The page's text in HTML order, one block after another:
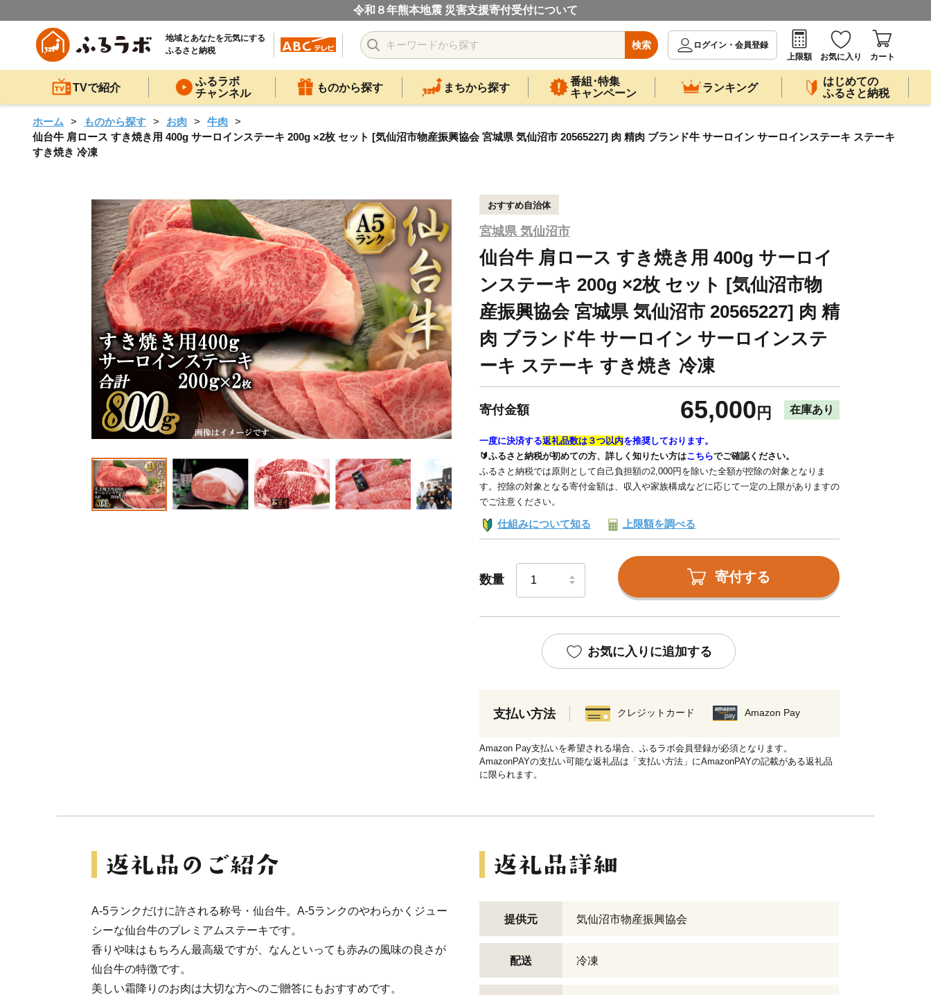
令和８年熊本地震 災害支援寄付受付について
地域とあなたを元気にする
ふるさと納税
検索
ログイン・会員登録
上限額
お気に入り カート
TVで紹介
ふるラボ
チャンネル
ものから探す まちから探す
番組･特集
キャンペーン
ランキング
はじめての
ふるさと納税
ホーム ものから探す お肉
牛肉
仙台牛 肩ロース すき焼き用 400g サーロインステーキ 200g ×2枚 セット [気仙沼市物産振興協会 宮城県 気仙沼市 20565227] 肉 精肉 ブランド牛 サーロイン サーロインステーキ ステーキ
すき焼き 冷凍
おすすめ自治体
宮城県 気仙沼市
仙台牛 肩ロース すき焼き用 400g サーロイ
ンステーキ 200g ×2枚 セット [気仙沼市物
産振興協会 宮城県 気仙沼市 20565227] 肉 精
肉 ブランド牛 サーロイン サーロインステ
ーキ ステーキ すき焼き 冷凍
寄付金額 65,000 円 在庫あり
一度に決済する返礼品数は３つ以内を推奨しております。
🔰ふるさと納税が初めての方、詳しく知りたい方はこちらでご確認ください。
ふるさと納税では原則として自己負担額の2,000円を除いた全額が控除の対象となりま
す。控除の対象となる寄付金額は、収入や家族構成などに応じて一定の上限がありますの
でご注意ください。
仕組みについて知る 上限額を調べる
数量 寄付する
お気に入りに追加する
支払い方法 クレジットカード Amazon Pay
Amazon Pay支払いを希望される場合、ふるラボ会員登録が必須となります。
AmazonPAYの支払い可能な返礼品は「支払い方法」にAmazonPAYの記載がある返礼品
に限られます。
A-5ランクだけに許される称号・仙台牛。A-5ランクのやわらかくジュー
シーな仙台牛のプレミアムステーキです。
香りや味はもちろん最高級ですが、なんといっても赤みの風味の良さが
仙台牛の特徴です。
美しい霜降りのお肉は大切な方へのご贈答にもおすすめです。
提供元 気仙沼市物産振興協会
配送 冷凍